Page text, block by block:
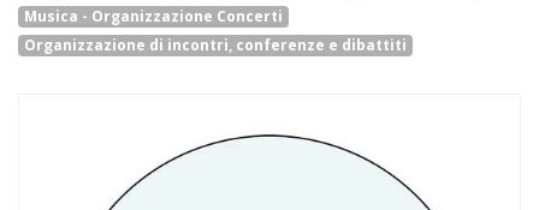
Musica - Organizzazione Concerti
Organizzazione di incontri, conferenze e dibattiti